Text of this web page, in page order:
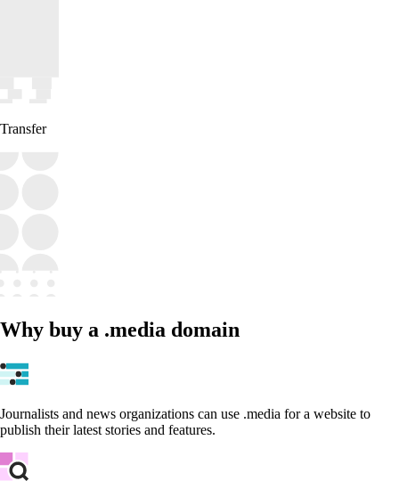
Transfer
Why buy a .media domain
Journalists and news organizations can use .media for a website to
publish their latest stories and features.